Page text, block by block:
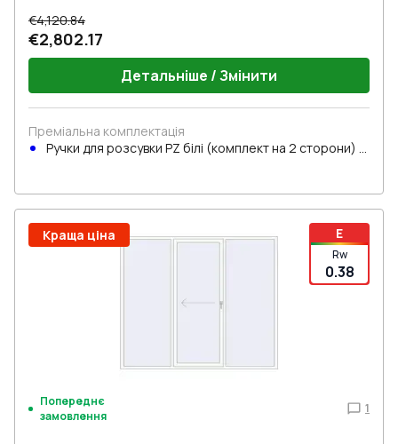
€4,120.84
€2,802.17
Детальніше / Змінити
Преміальна комплектація
Ручки для розсувки PZ білі (комплект на 2 сторони) з
E
Rw
0.38
Краща ціна
Попереднє
замовлення
1